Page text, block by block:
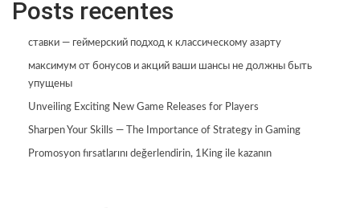
Posts recentes
ставки — геймерский подход к классическому азарту
максимум от бонусов и акций ваши шансы не должны быть
упущены
Unveiling Exciting New Game Releases for Players
Sharpen Your Skills — The Importance of Strategy in Gaming
Promosyon fırsatlarını değerlendirin, 1King ile kazanın